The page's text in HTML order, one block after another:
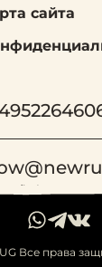
сайта
Все права